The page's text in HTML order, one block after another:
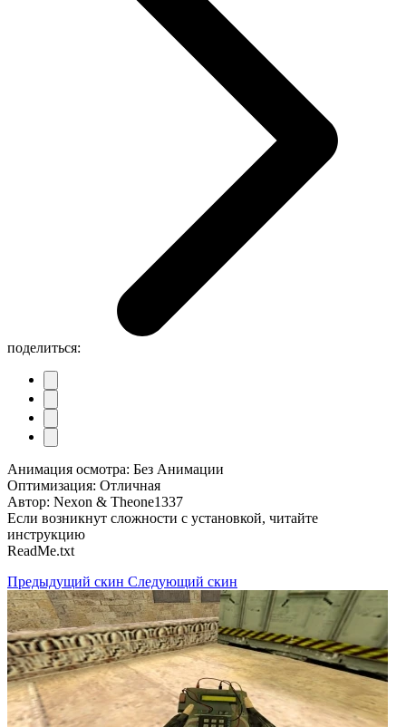
поделиться:
Анимация осмотра: Без Анимации
Оптимизация: Отличная
Автор: Nexon & Theone1337
Если возникнут сложности с установкой, читайте
инструкцию
ReadMe.txt
Предыдущий скин Следующий скин